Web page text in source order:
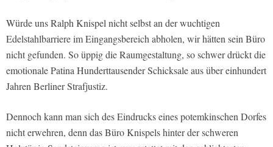
Würde uns Ralph Knispel nicht selbst an der wuchtigen
Edelstahlbarriere im Eingangsbereich abholen, wir hätten sein Büro
nicht gefunden. So üppig die Raumgestaltung, so schwer drückt die
emotionale Patina Hunderttausender Schicksale aus über einhundert
Jahren Berliner Strafjustiz.
Dennoch kann man sich des Eindrucks eines potemkinschen Dorfes
nicht erwehren, denn das Büro Knispels hinter der schweren